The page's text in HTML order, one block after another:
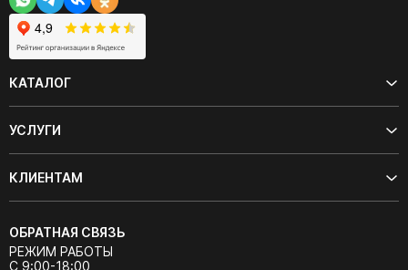
КАТАЛОГ
УСЛУГИ
КЛИЕНТАМ
ОБРАТНАЯ СВЯЗЬ
РЕЖИМ РАБОТЫ
С 9:00-18:00